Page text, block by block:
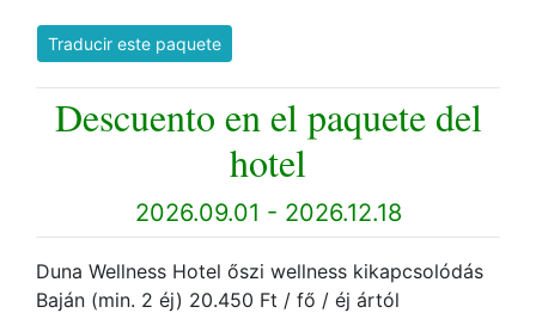
Traducir este paquete
Descuento en el paquete del
hotel
2026.09.01 - 2026.12.18
Duna Wellness Hotel őszi wellness kikapcsolódás
Baján (min. 2 éj) 20.450 Ft / fő / éj ártól